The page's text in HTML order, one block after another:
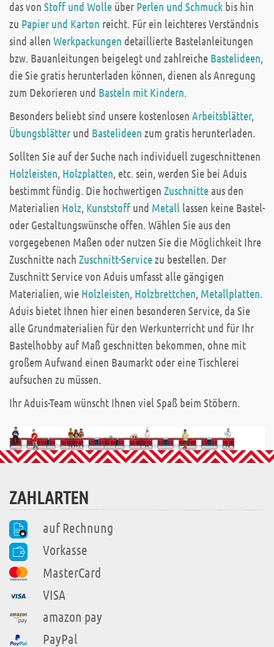
das von Stoff und Wolle über Perlen und Schmuck bis hin
zu Papier und Karton reicht. Für ein leichteres Verständnis
sind allen Werkpackungen detaillierte Bastelanleitungen
bzw. Bauanleitungen beigelegt und zahlreiche Bastelideen,
die Sie gratis herunterladen können, dienen als Anregung
zum Dekorieren und Basteln mit Kindern.
Besonders beliebt sind unsere kostenlosen Arbeitsblätter,
Übungsblätter und Bastelideen zum gratis herunterladen.
Sollten Sie auf der Suche nach individuell zugeschnittenen
Holzleisten, Holzplatten, etc. sein, werden Sie bei Aduis
bestimmt fündig. Die hochwertigen Zuschnitteaus den
Materialien Holz, Kunststoff und Metall lassen keine Bastel-
oder Gestaltungswünsche offen. Wählen Sie aus den
vorgegebenen Maßen oder nutzen Sie die Möglichkeit Ihre
Zuschnitte nach Zuschnitt-Servicezu bestellen. Der
Zuschnitt Service von Aduis umfasst alle gängigen
Materialien, wie Holzleisten, Holzbrettchen, Metallplatten.
Aduis bietet Ihnen hier einen besonderen Service, da Sie
alle Grundmaterialien für den Werkunterricht und für Ihr
Bastelhobby auf Maß geschnitten bekommen, ohne mit
großem Aufwand einen Baumarkt oder eine Tischlerei
aufsuchen zu müssen.
Ihr Aduis-Team wünscht Ihnen viel Spaß beim Stöbern.
ZAHLARTEN
auf Rechnung
Vorkasse
MasterCard
VISA
amazon pay
PayPal